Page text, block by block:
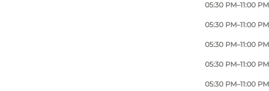
05:30 PM–11:00 PM
05:30 PM–11:00 PM
05:30 PM–11:00 PM
05:30 PM–11:00 PM
05:30 PM–11:00 PM